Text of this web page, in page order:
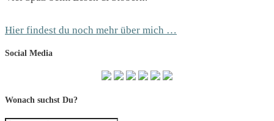
Hier findest du noch mehr über mich …
Social Media
Wonach suchst Du?